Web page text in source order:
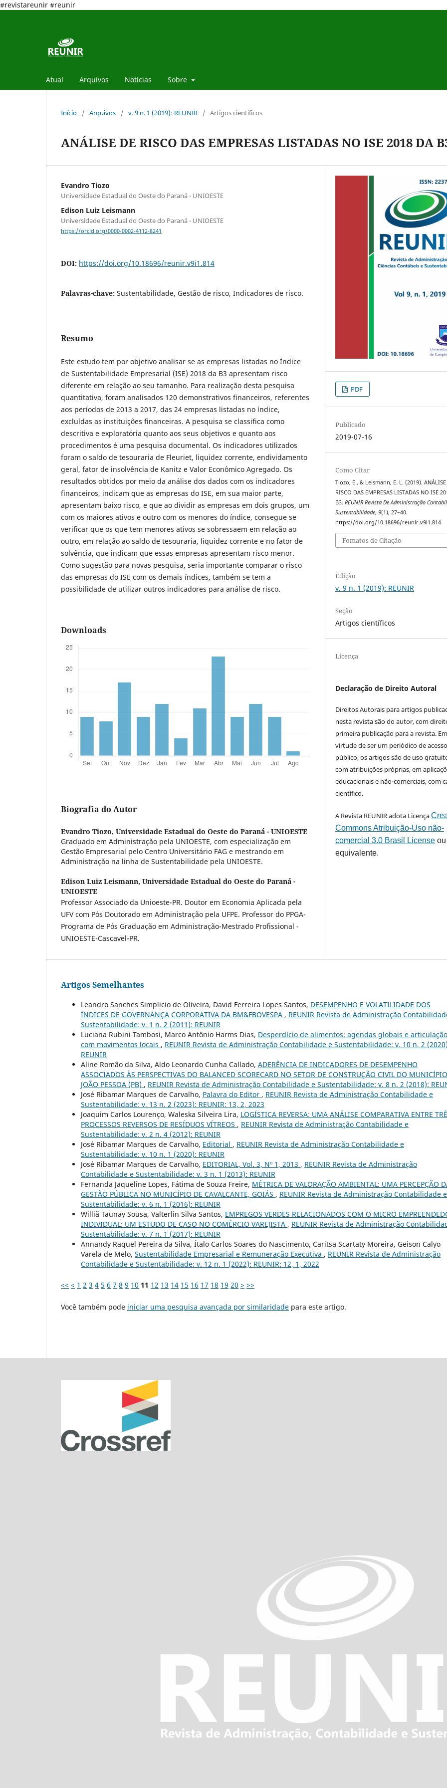
#revistareunir #reunir
Atual Arquivos Notícias Sobre
Início / Arquivos / v. 9 n. 1 (2019): REUNIR / Artigos científicos
ANÁLISE DE RISCO DAS EMPRESAS LISTADAS NO ISE 2018 DA
Evandro Tiozo
Universidade Estadual do Oeste do Paraná - UNIOESTE
Edison Luiz Leismann
Universidade Estadual do Oeste do Paraná - UNIOESTE
https://orcid.org/0000-0002-4112-8241
DOI: https://doi.org/10.18696/reunir.v9i1.814
Palavras-chave: Sustentabilidade, Gestão de risco, Indicadores de risco.
Resumo
Este estudo tem por objetivo analisar se as empresas listadas no Índice
de Sustentabilidade Empresarial (ISE) 2018 da B3 apresentam risco
diferente em relação ao seu tamanho. Para realização desta pesquisa
quantitativa, foram analisados 120 demonstrativos financeiros, referentes
aos períodos de 2013 a 2017, das 24 empresas listadas no índice,
excluídas as instituições financeiras. A pesquisa se classifica como
descritiva e exploratória quanto aos seus objetivos e quanto aos
procedimentos é uma pesquisa documental. Os indicadores utilizados
foram o saldo de tesouraria de Fleuriet, liquidez corrente, endividamento
geral, fator de insolvência de Kanitz e Valor Econômico Agregado. Os
resultados obtidos por meio da análise dos dados com os indicadores
financeiros, indicam que as empresas do ISE, em sua maior parte,
apresentam baixo risco, e que ao dividir as empresas em dois grupos, um
com os maiores ativos e outro com os menores do índice, consegue se
verificar que os que tem menores ativos se sobressaem em relação ao
outro, em relação ao saldo de tesouraria, liquidez corrente e no fator de
solvência, que indicam que essas empresas apresentam risco menor.
Como sugestão para novas pesquisa, seria importante comparar o risco
das empresas do ISE com os demais índices, também se tem a
possibilidade de utilizar outros indicadores para análise de risco.
Downloads
Biografia do Autor
Evandro Tiozo, Universidade Estadual do Oeste do Paraná - UNIOESTE
Graduado em Administração pela UNIOESTE, com especialização em
Gestão Empresarial pelo Centro Universitário FAG e mestrando em
Administração na linha de Sustentabilidade pela UNIOESTE.
Edison Luiz Leismann, Universidade Estadual do Oeste do Paraná -
UNIOESTE
Professor Associado da Unioeste-PR. Doutor em Economia Aplicada pela
UFV com Pós Doutorado em Administração pela UFPE. Professor do PPGA-
Programa de Pós Graduação em Administração-Mestrado Profissional -
UNIOESTE-Cascavel-PR.
PDF
Publicado
2019-07-16
Como Citar
Tiozo, E., & Leismann, E. L. (2019). ANÁLISE
RISCO DAS EMPRESAS LISTADAS NO ISE
B3.REUNIR Revista De Administração
Sustentabilidade,9(1), 27–40.
https://doi.org/10.18696/reunir.v9i1.814
Fomatos de Citação
Edição
v. 9 n. 1 (2019): REUNIR
Seção
Artigos científicos
Licença
Declaração de Direito Autoral
Direitos Autorais para artigos
nesta revista são do autor, com
primeira publicação para a revista. Em
virtude de ser um periódico de acesso
público, os artigos são de uso
com atribuições próprias, em
educacionais e não-comerciais, com
científico.
A Revista REUNIR adota Licença
Commons Atribuição-Uso não-
comercial 3.0 Brasil License
equivalente.
Artigos Semelhantes
Leandro Sanches Simplicio de Oliveira, David Ferreira Lopes Santos, DESEMPENHO E VOLATILIDADE DOS
ÍNDICES DE GOVERNANÇA CORPORATIVA DA BM&FBOVESPA , REUNIR Revista de Administração
Sustentabilidade: v. 1 n. 2 (2011): REUNIR
Luciana Rubini Tambosi, Marco Antônio Harms Dias, Desperdício de alimentos: agendas globais e articulação
com movimentos locais , REUNIR Revista de Administração Contabilidade e Sustentabilidade: v. 10 n. 2
REUNIR
Aline Romão da Silva, Aldo Leonardo Cunha Callado, ADERÊNCIA DE INDICADORES DE DESEMPENHO
ASSOCIADOS ÀS PERSPECTIVAS DO BALANCED SCORECARD NO SETOR DE CONSTRUÇÃO CIVIL DO
JOÃO PESSOA (PB) , REUNIR Revista de Administração Contabilidade e Sustentabilidade: v. 8 n. 2 (2018):
José Ribamar Marques de Carvalho, Palavra do Editor , REUNIR Revista de Administração Contabilidade e
Sustentabilidade: v. 13 n. 2 (2023): REUNIR: 13, 2, 2023
Joaquim Carlos Lourenço, Waleska Silveira Lira, LOGÍSTICA REVERSA: UMA ANÁLISE COMPARATIVA ENTRE
PROCESSOS REVERSOS DE RESÍDUOS VÍTREOS , REUNIR Revista de Administração Contabilidade e
Sustentabilidade: v. 2 n. 4 (2012): REUNIR
José Ribamar Marques de Carvalho, Editorial , REUNIR Revista de Administração Contabilidade e
Sustentabilidade: v. 10 n. 1 (2020): REUNIR
José Ribamar Marques de Carvalho, EDITORIAL, Vol. 3, Nº 1, 2013 , REUNIR Revista de Administração
Contabilidade e Sustentabilidade: v. 3 n. 1 (2013): REUNIR
Fernanda Jaqueline Lopes, Fátima de Souza Freire, MÉTRICA DE VALORAÇÃO AMBIENTAL: UMA PERCEPÇÃO
GESTÃO PÚBLICA NO MUNICÍPIO DE CAVALCANTE, GOIÁS , REUNIR Revista de Administração Contabilidade e
Sustentabilidade: v. 6 n. 1 (2016): REUNIR
Williã Taunay Sousa, Valterlin Silva Santos, EMPREGOS VERDES RELACIONADOS COM O MICRO
INDIVIDUAL: UM ESTUDO DE CASO NO COMÉRCIO VAREJISTA , REUNIR Revista de Administração
Sustentabilidade: v. 7 n. 1 (2017): REUNIR
Annandy Raquel Pereira da Silva, Ítalo Carlos Soares do Nascimento, Caritsa Scartaty Moreira, Geison Calyo
Varela de Melo, Sustentabilidade Empresarial e Remuneração Executiva , REUNIR Revista de Administração
Contabilidade e Sustentabilidade: v. 12 n. 1 (2022): REUNIR: 12, 1, 2022
<< < 1 2 3 4 5 6 7 8 9 10 11 12 13 14 15 16 17 18 19 20 > >>
Você também pode iniciar uma pesquisa avançada por similaridade para este artigo.